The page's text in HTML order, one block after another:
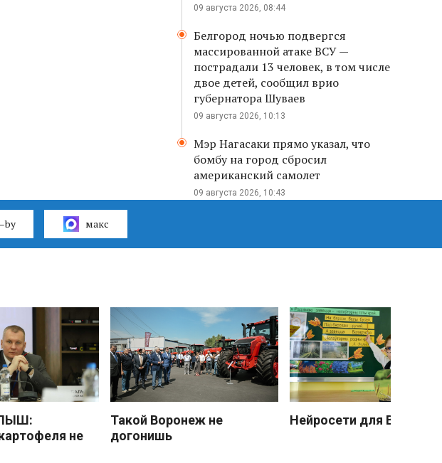
09 августа 2026, 08:44
Белгород ночью подвергся
массированной атаке ВСУ —
пострадали 13 человек, в том числе
двое детей, сообщил врио
губернатора Шуваев
09 августа 2026, 10:13
Мэр Нагасаки прямо указал, что
бомбу на город сбросил
американский самолет
09 августа 2026, 10:43
макс
не
Такой Воронеж не
догонишь
Нейросети для